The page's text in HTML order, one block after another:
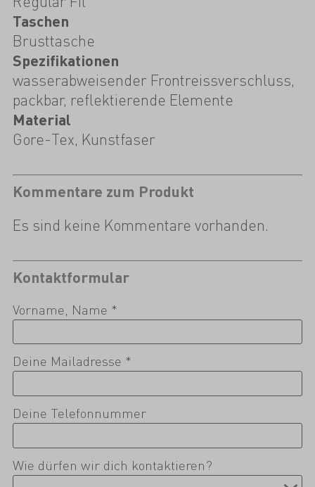
Taschen
Brusttasche
Spezifikationen
wasserabweisender Frontreissverschluss,
packbar, reflektierende Elemente
Material
Gore-Tex, Kunstfaser
Kommentare zum Produkt
Es sind keine Kommentare vorhanden.
Kontaktformular
Vorname, Name *
Deine Mailadresse *
Deine Telefonnummer
Wie dürfen wir dich kontaktieren?